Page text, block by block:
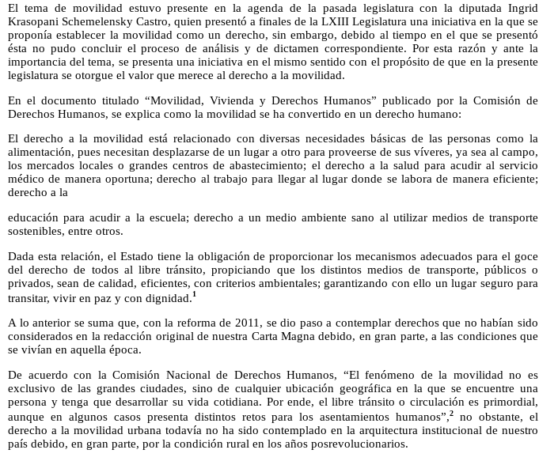
El tema de movilidad estuvo presente en la agenda de la pasada legislatura con la diputada Ingrid
Krasopani Schemelensky Castro, quien presentó a finales de la LXIII Legislatura una iniciativa en la que se
proponía establecer la movilidad como un derecho, sin embargo, debido al tiempo en el que se presentó
ésta no pudo concluir el proceso de análisis y de dictamen correspondiente. Por esta razón y ante la
importancia del tema, se presenta una iniciativa en el mismo sentido con el propósito de que en la presente
legislatura se otorgue el valor que merece al derecho a la movilidad.
En el documento titulado “Movilidad, Vivienda y Derechos Humanos” publicado por la Comisión de
Derechos Humanos, se explica como la movilidad se ha convertido en un derecho humano:
El derecho a la movilidad está relacionado con diversas necesidades básicas de las personas como la
alimentación, pues necesitan desplazarse de un lugar a otro para proveerse de sus víveres, ya sea al campo,
los mercados locales o grandes centros de abastecimiento; el derecho a la salud para acudir al servicio
médico de manera oportuna; derecho al trabajo para llegar al lugar donde se labora de manera eficiente;
derecho a la
educación para acudir a la escuela; derecho a un medio ambiente sano al utilizar medios de transporte
sostenibles, entre otros.
Dada esta relación, el Estado tiene la obligación de proporcionar los mecanismos adecuados para el goce
del derecho de todos al libre tránsito, propiciando que los distintos medios de transporte, públicos o
privados, sean de calidad, eficientes, con criterios ambientales; garantizando con ello un lugar seguro para
transitar, vivir en paz y con dignidad.1
A lo anterior se suma que, con la reforma de 2011, se dio paso a contemplar derechos que no habían sido
considerados en la redacción original de nuestra Carta Magna debido, en gran parte, a las condiciones que
se vivían en aquella época.
De acuerdo con la Comisión Nacional de Derechos Humanos, “El fenómeno de la movilidad no es
exclusivo de las grandes ciudades, sino de cualquier ubicación geográfica en la que se encuentre una
persona y tenga que desarrollar su vida cotidiana. Por ende, el libre tránsito o circulación es primordial,
aunque en algunos casos presenta distintos retos para los asentamientos humanos”,2
no obstante, el
derecho a la movilidad urbana todavía no ha sido contemplado en la arquitectura institucional de nuestro
país debido, en gran parte, por la condición rural en los años posrevolucionarios.